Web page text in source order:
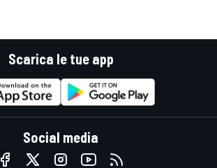
Scarica le tue app
Social media